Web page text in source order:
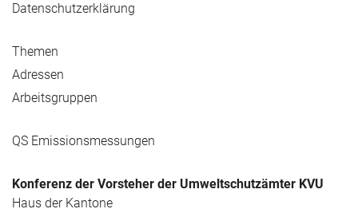
Datenschutzerklärung
Themen
Adressen
Arbeitsgruppen
QS Emissionsmessungen
Konferenz der Vorsteher der Umweltschutzämter KVU
Haus der Kantone